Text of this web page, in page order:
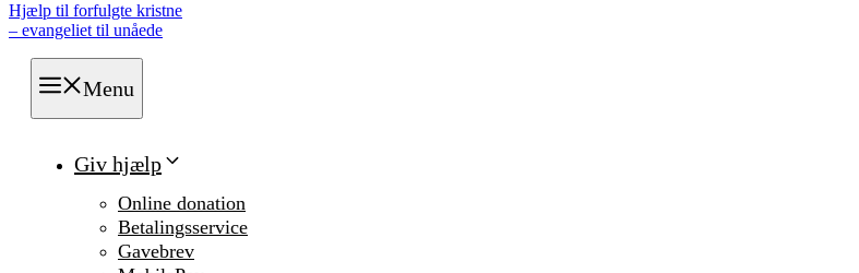
Hjælp til forfulgte kristne
– evangeliet til unåede
Menu
Giv hjælp
Online donation
Betalingsservice
Gavebrev